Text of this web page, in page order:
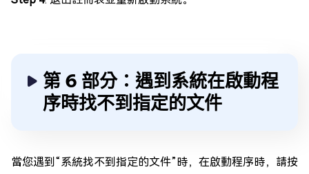
第 6 部分：遇到系統在啟動程
序時找不到指定的文件
當您遇到“系統找不到指定的文件”時，在啟動程序時，請按